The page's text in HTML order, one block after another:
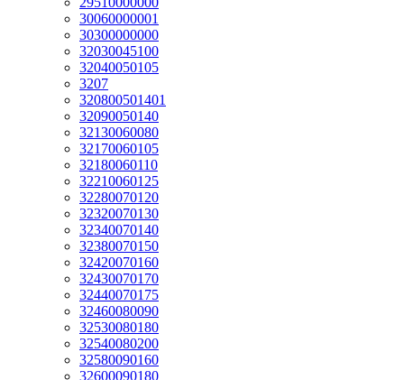
30060000001
30300000000
32030045100
32040050105
3207
320800501401
32090050140
32130060080
32170060105
32180060110
32210060125
32280070120
32320070130
32340070140
32380070150
32420070160
32430070170
32440070175
32460080090
32530080180
32540080200
32580090160
32600090180